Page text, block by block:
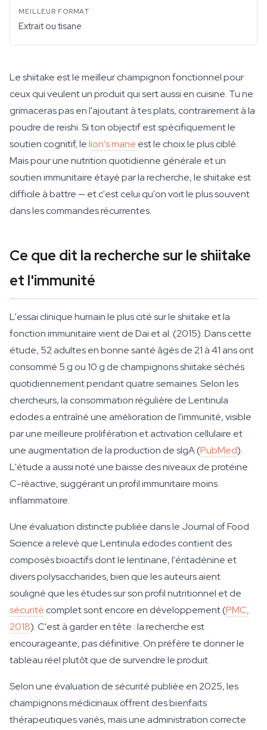
Extrait ou tisane
Le shiitake est le meilleur champignon fonctionnel pour
ceux qui veulent un produit qui sert aussi en cuisine. Tu ne
grimaceras pas en l'ajoutant à tes plats, contrairement à la
poudre de reishi. Si ton objectif est spécifiquement le
soutien cognitif, lelion's mane est le choix le plus ciblé.
Mais pour une nutrition quotidienne générale et un
soutien immunitaire étayé par la recherche, le shiitake est
difficile à battre — et c'est celui qu'on voit le plus souvent
dans les commandes récurrentes.
Ce que dit la recherche sur le shiitake
et l'immunité
L'essai clinique humain le plus cité sur le shiitake et la
fonction immunitaire vient de Dai et al. (2015). Dans cette
étude, 52 adultes en bonne santé âgés de 21 à 41 ans ont
consommé 5 g ou 10 g de champignons shiitake séchés
quotidiennement pendant quatre semaines. Selon les
chercheurs, la consommation régulière de Lentinula
edodes a entraîné une amélioration de l'immunité, visible
par une meilleure prolifération et activation cellulaire et
une augmentation de la production de sIgA (PubMed).
L'étude a aussi noté une baisse des niveaux de protéine
C-réactive, suggérant un profil immunitaire moins
inflammatoire.
Une évaluation distincte publiée dans le Journal of Food
Science a relevé que Lentinula edodes contient des
composés bioactifs dont le lentinane, l'éritadénine et
divers polysaccharides, bien que les auteurs aient
souligné que les études sur son profil nutritionnel et de
sécurité complet sont encore en développement (PMC,
2018). C'est à garder en tête : la recherche est
encourageante, pas définitive. On préfère te donner le
tableau réel plutôt que de survendre le produit.
Selon une évaluation de sécurité publiée en 2025, les
champignons médicinaux offrent des bienfaits
thérapeutiques variés, mais une administration correcte